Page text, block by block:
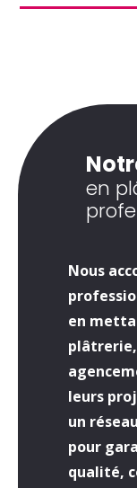
en
Nous
en
leurs
un
pour
qualité,